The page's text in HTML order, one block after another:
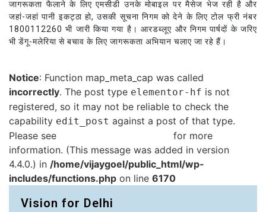
जागरूकता फैलाने के लिए एमसीडी उनके मोबाइल पर मैसेज भेज रही है और
जहां-जहां पानी इकट्ठा हो, उसकी सूचना निगम को देने के लिए टोल फ्री नंबर
1800112260 भी जारी किया गया है। आरडब्लूए और निगम पार्षदों के जरिए
भी डेंगू-मलेरिया से बचाव के लिए जागरूकता अभियान चलाए जा रहे हैं।
Notice: Function map_meta_cap was called
incorrectly. The post type elementor-hf is not
registered, so it may not be reliable to check the
capability edit_post against a post of that type.
Please see
for more
information. (This message was added in version
4.4.0.) in /home/vijaygoel/public_html/wp-
includes/functions.php on line 6170
Vision for Delhi